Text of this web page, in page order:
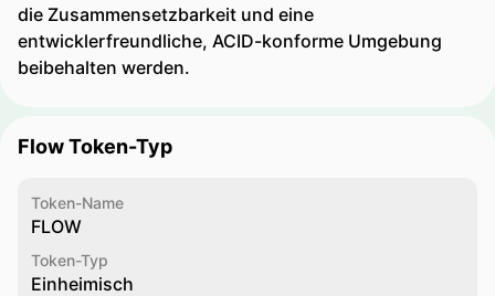
die Zusammensetzbarkeit und eine
entwicklerfreundliche, ACID-konforme Umgebung
beibehalten werden.
Flow Token-Typ
Token-Name
FLOW
Token-Typ
Einheimisch